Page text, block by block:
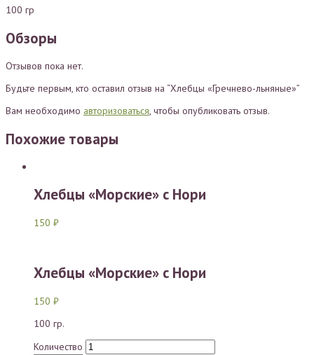
100 гр
Обзоры
Отзывов пока нет.
Будьте первым, кто оставил отзыв на “Хлебцы «Гречнево-льняные»”
Вам необходимо авторизоваться, чтобы опубликовать отзыв.
Похожие товары
Хлебцы «Морские» с Нори
150 ₽
Хлебцы «Морские» с Нори
150 ₽
100 гр.
Количество